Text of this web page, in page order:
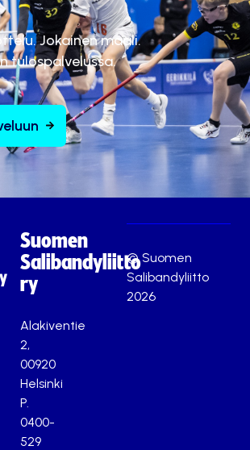
Jokainen maali.
tulospalvelussa.
Suomen
Salibandyliitto
ry
Alakiventie
2,
00920
Helsinki
P.
0400-
529
© Suomen
Salibandyliitto
2026